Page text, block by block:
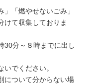
「燃やせないごみ」
けて収集しておりま
30分～８時までに出し
でください。
について分からない場